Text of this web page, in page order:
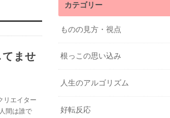
てませ
リエイター
間は誰で
カテゴリー
ものの見方・視点
根っこの思い込み
人生のアルゴリズム
好転反応